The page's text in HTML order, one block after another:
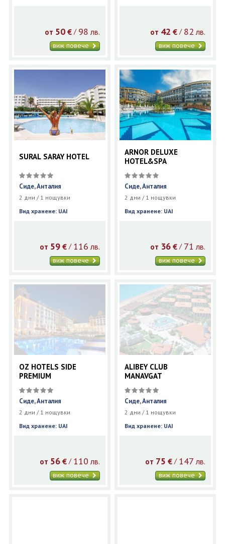
от 50 €/ 98 лв.
виж повече
от 42 € / 82 лв.
виж повече
SURAL SARAY HOTEL
Сиде, Анталия
2 дни / 1 нощувки
Вид хранене: UAI
от 59 €/ 116 лв.
виж повече
ARNOR DELUXE
HOTEL&SPA
Сиде, Анталия
2 дни / 1 нощувки
Вид хранене: UAI
от 36 € / 71 лв.
виж повече
OZ HOTELS SIDE
PREMIUM
Сиде, Анталия
2 дни / 1 нощувки
Вид хранене: UAI
от 56 €/ 110 лв.
виж повече
ALIBEY CLUB
MANAVGAT
Сиде, Анталия
2 дни / 1 нощувки
Вид хранене: UAI
от 75 € / 147 лв.
виж повече